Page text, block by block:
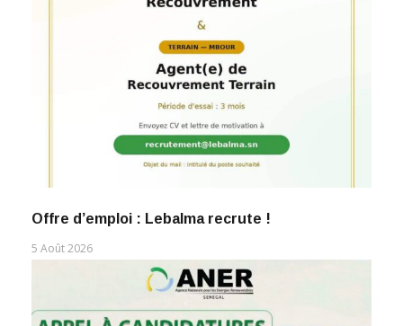
Offre d’emploi : Lebalma recrute !
5 Août 2026